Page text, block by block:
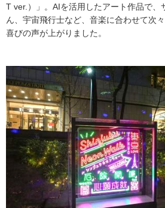
T ver.）」。AIを活用したアート作品で、
ん、宇宙飛行士など、音楽に合わせて次
喜びの声が上がりました。